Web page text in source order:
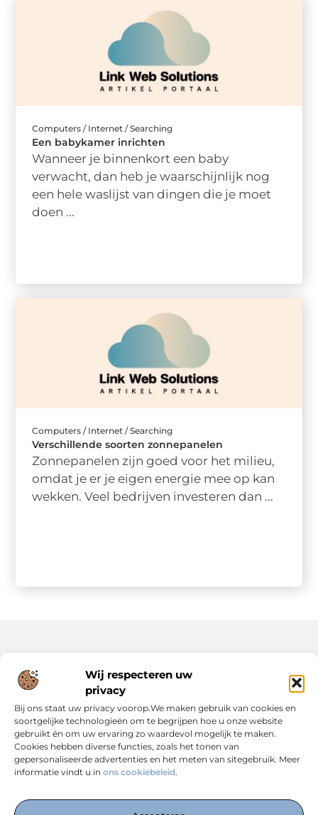
Wij respecteren uw
privacy
Bij ons staat uw privacy voorop.We maken gebruik van cookies en
soortgelijke technologieën om te begrijpen hoe u onze website
gebruikt én om uw ervaring zo waardevol mogelijk te maken.
Cookies hebben diverse functies, zoals het tonen van
gepersonaliseerde advertenties en het meten van sitegebruik. Meer
informatie vindt u in ons cookiebeleid.
Computers / Internet / Searching
Een babykamer inrichten
Wanneer je binnenkort een baby
verwacht, dan heb je waarschijnlijk nog
een hele waslijst van dingen die je moet
doen ...
Computers / Internet / Searching
Verschillende soorten zonnepanelen
Zonnepanelen zijn goed voor het milieu,
omdat je er je eigen energie mee op kan
wekken. Veel bedrijven investeren dan ...
Onze informatie